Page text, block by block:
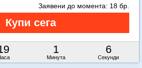
1
Минута
4
Секунди
Заявени до момента: 18 бр.